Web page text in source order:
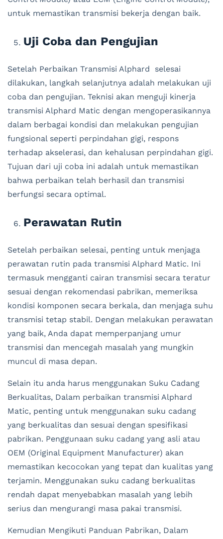
untuk memastikan transmisi bekerja dengan baik.
Uji Coba dan Pengujian
Setelah Perbaikan Transmisi Alphard selesai
dilakukan, langkah selanjutnya adalah melakukan uji
coba dan pengujian. Teknisi akan menguji kinerja
transmisi Alphard Matic dengan mengoperasikannya
dalam berbagai kondisi dan melakukan pengujian
fungsional seperti perpindahan gigi, respons
terhadap akselerasi, dan kehalusan perpindahan gigi.
Tujuan dari uji coba ini adalah untuk memastikan
bahwa perbaikan telah berhasil dan transmisi
berfungsi secara optimal.
Perawatan Rutin
Setelah perbaikan selesai, penting untuk menjaga
perawatan rutin pada transmisi Alphard Matic. Ini
termasuk mengganti cairan transmisi secara teratur
sesuai dengan rekomendasi pabrikan, memeriksa
kondisi komponen secara berkala, dan menjaga suhu
transmisi tetap stabil. Dengan melakukan perawatan
yang baik, Anda dapat memperpanjang umur
transmisi dan mencegah masalah yang mungkin
muncul di masa depan.
Selain itu anda harus menggunakan Suku Cadang
Berkualitas, Dalam perbaikan transmisi Alphard
Matic, penting untuk menggunakan suku cadang
yang berkualitas dan sesuai dengan spesifikasi
pabrikan. Penggunaan suku cadang yang asli atau
OEM (Original Equipment Manufacturer) akan
memastikan kecocokan yang tepat dan kualitas yang
terjamin. Menggunakan suku cadang berkualitas
rendah dapat menyebabkan masalah yang lebih
serius dan mengurangi masa pakai transmisi.
Kemudian Mengikuti Panduan Pabrikan, Dalam